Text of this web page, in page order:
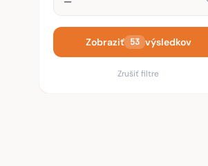
Zobraziť 53 výsledkov
Zrušiť filtre